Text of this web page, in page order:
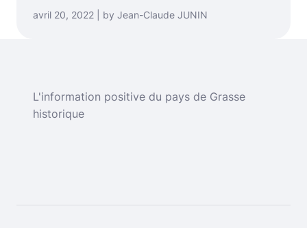
avril 20, 2022 | by Jean-Claude JUNIN
L'information positive du pays de Grasse
historique